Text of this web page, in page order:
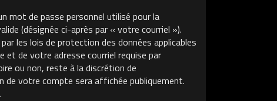
mot de passe personnel utilisé pour la
(désignée ci-après par « votre courriel »).
les lois de protection des données applicables
de votre adresse courriel requise par
ou non, reste à la discrétion de
de votre compte sera affichée publiquement.